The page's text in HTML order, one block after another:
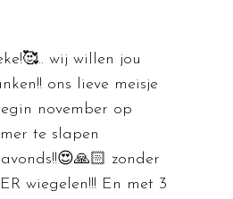
wij willen jou
ons lieve meisje
november op
te slapen
zonder
wiegelen!!! En met 3